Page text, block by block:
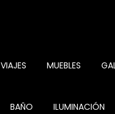
VIAJES MUEBLES
BAÑO ILUMINACIÓN